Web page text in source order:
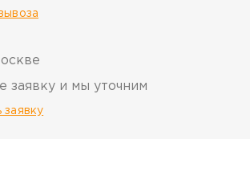
заявку и мы уточним
заявку